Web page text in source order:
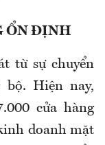
ỔN ĐỊNH
từ sự chuyển
Hiện nay,
cửa hàng
doanh mặt